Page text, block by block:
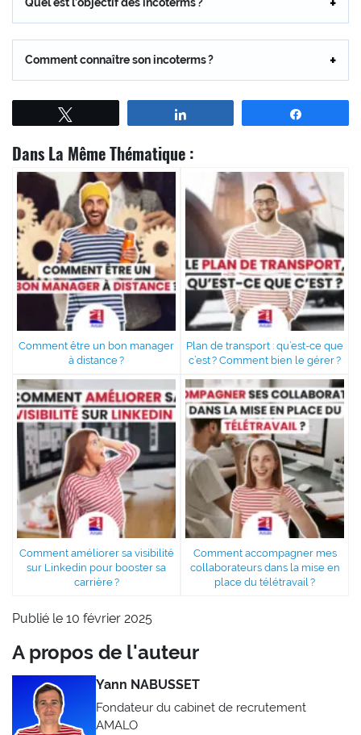
Comment connaître son incoterms ?
Dans La Même Thématique :
Comment être un bon manager
à distance ?
Plan de transport : qu’est-ce que
c’est ? Comment bien le gérer ?
Comment améliorer sa visibilité
sur Linkedin pour booster sa
carrière ?
Comment accompagner mes
collaborateurs dans la mise en
place du télétravail ?
Publié le 10 février 2025
A propos de l'auteur
Yann NABUSSET
Fondateur du cabinet de recrutement
AMALO